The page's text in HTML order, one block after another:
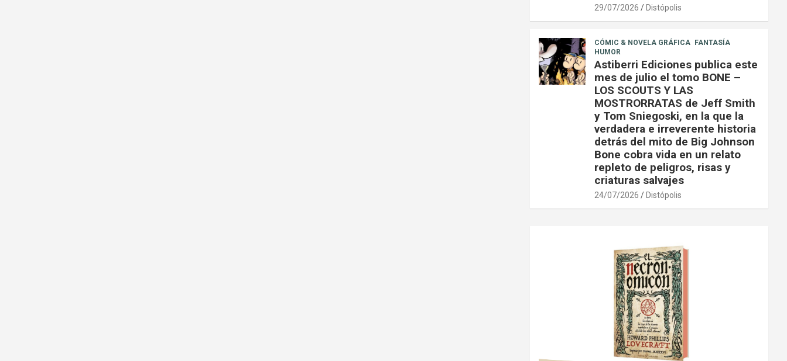
29/07/2026 Distópolis
CÓMIC & NOVELA GRÁFICA
FANTASÍA
HUMOR
Astiberri Ediciones publica este
mes de julio el tomo BONE –
LOS SCOUTS Y LAS
MOSTRORRATAS de Jeff Smith
y Tom Sniegoski, en la que la
verdadera e irreverente historia
detrás del mito de Big Johnson
Bone cobra vida en un relato
repleto de peligros, risas y
criaturas salvajes
24/07/2026 Distópolis